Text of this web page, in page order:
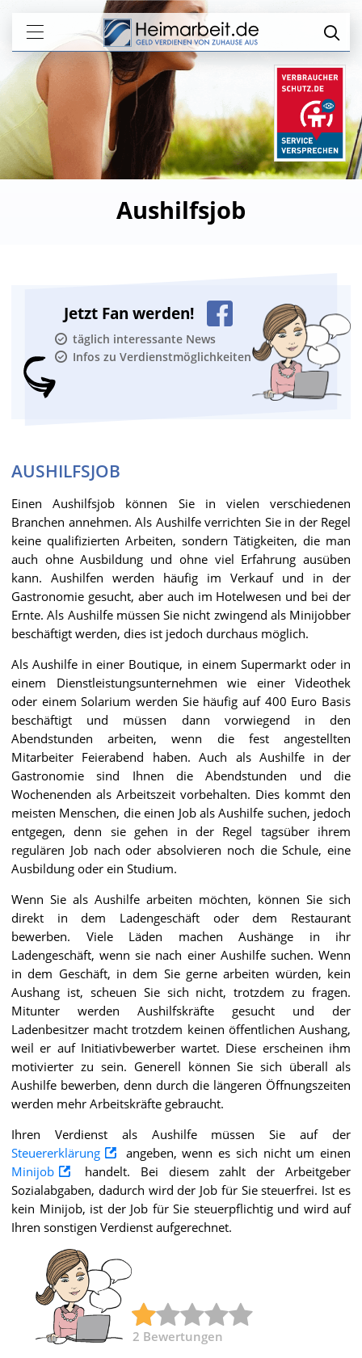
Aushilfsjob
Jetzt Fan werden!
täglich interessante News
Infos zu Verdienstmöglichkeiten
AUSHILFSJOB
Einen Aushilfsjob können Sie in vielen verschiedenen
Branchen annehmen. Als Aushilfe verrichten Sie in der Regel
keine qualifizierten Arbeiten, sondern Tätigkeiten, die man
auch ohne Ausbildung und ohne viel Erfahrung ausüben
kann. Aushilfen werden häufig im Verkauf und in der
Gastronomie gesucht, aber auch im Hotelwesen und bei der
Ernte. Als Aushilfe müssen Sie nicht zwingend als Minijobber
beschäftigt werden, dies ist jedoch durchaus möglich.
Als Aushilfe in einer Boutique, in einem Supermarkt oder in
einem Dienstleistungsunternehmen wie einer Videothek
oder einem Solarium werden Sie häufig auf 400 Euro Basis
beschäftigt und müssen dann vorwiegend in den
Abendstunden arbeiten, wenn die fest angestellten
Mitarbeiter Feierabend haben. Auch als Aushilfe in der
Gastronomie sind Ihnen die Abendstunden und die
Wochenenden als Arbeitszeit vorbehalten. Dies kommt den
meisten Menschen, die einen Job als Aushilfe suchen, jedoch
entgegen, denn sie gehen in der Regel tagsüber ihrem
regulären Job nach oder absolvieren noch die Schule, eine
Ausbildung oder ein Studium.
Wenn Sie als Aushilfe arbeiten möchten, können Sie sich
direkt in dem Ladengeschäft oder dem Restaurant
bewerben. Viele Läden machen Aushänge in ihr
Ladengeschäft, wenn sie nach einer Aushilfe suchen. Wenn
in dem Geschäft, in dem Sie gerne arbeiten würden, kein
Aushang ist, scheuen Sie sich nicht, trotzdem zu fragen.
Mitunter werden Aushilfskräfte gesucht und der
Ladenbesitzer macht trotzdem keinen öffentlichen Aushang,
weil er auf Initiativbewerber wartet. Diese erscheinen ihm
motivierter zu sein. Generell können Sie sich überall als
Aushilfe bewerben, denn durch die längeren Öffnungszeiten
werden mehr Arbeitskräfte gebraucht.
Ihren Verdienst als Aushilfe müssen Sie auf der
Steuererklärung
angeben, wenn es sich nicht um einen
Minijob
handelt. Bei diesem zahlt der Arbeitgeber
Sozialabgaben, dadurch wird der Job für Sie steuerfrei. Ist es
kein Minijob, ist der Job für Sie steuerpflichtig und wird auf
Ihren sonstigen Verdienst aufgerechnet.
2 Bewertungen